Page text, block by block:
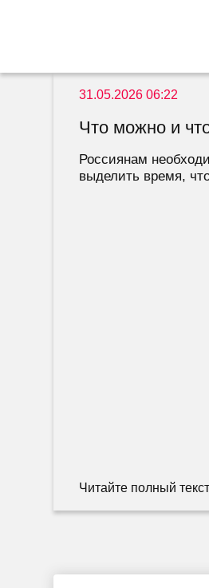
31.05.2026 06:22
Что можно и
Россиянам
выделить время,
Читайте полный